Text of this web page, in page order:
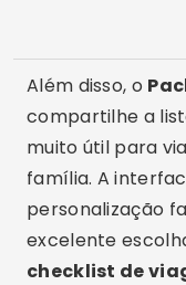
Além disso, o
compartilhe a
muito útil para
família. A
personalização
excelente
checklist de